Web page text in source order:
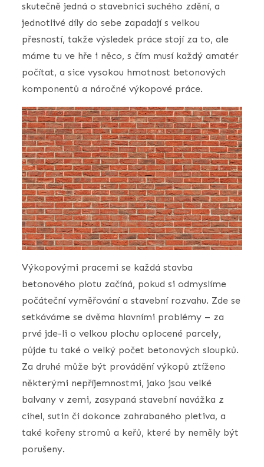
skutečně jedná o stavebnici suchého zdění, a
jednotlivé díly do sebe zapadají s velkou
přesností, takže výsledek práce stojí za to, ale
máme tu ve hře i něco, s čím musí každý amatér
počítat, a sice vysokou hmotnost betonových
komponentů a náročné výkopové práce.
Výkopovými pracemi se každá stavba
betonového plotu začíná, pokud si odmyslíme
počáteční vyměřování a stavební rozvahu. Zde se
setkáváme se dvěma hlavními problémy – za
prvé jde-li o velkou plochu oplocené parcely,
půjde tu také o velký počet betonových sloupků.
Za druhé může být provádění výkopů ztíženo
některými nepříjemnostmi, jako jsou velké
balvany v zemi, zasypaná stavební navážka z
cihel, sutin či dokonce zahrabaného pletiva, a
také kořeny stromů a keřů, které by neměly být
porušeny.